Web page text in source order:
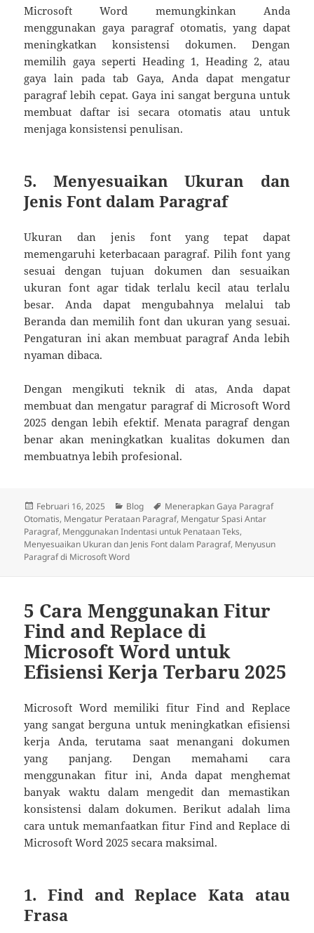
Microsoft Word memungkinkan Anda
menggunakan gaya paragraf otomatis, yang dapat
meningkatkan konsistensi dokumen. Dengan
memilih gaya seperti Heading 1, Heading 2, atau
gaya lain pada tab Gaya, Anda dapat mengatur
paragraf lebih cepat. Gaya ini sangat berguna untuk
membuat daftar isi secara otomatis atau untuk
menjaga konsistensi penulisan.
5. Menyesuaikan Ukuran dan
Jenis Font dalam Paragraf
Ukuran dan jenis font yang tepat dapat
memengaruhi keterbacaan paragraf. Pilih font yang
sesuai dengan tujuan dokumen dan sesuaikan
ukuran font agar tidak terlalu kecil atau terlalu
besar. Anda dapat mengubahnya melalui tab
Beranda dan memilih font dan ukuran yang sesuai.
Pengaturan ini akan membuat paragraf Anda lebih
nyaman dibaca.
Dengan mengikuti teknik di atas, Anda dapat
membuat dan mengatur paragraf di Microsoft Word
2025 dengan lebih efektif. Menata paragraf dengan
benar akan meningkatkan kualitas dokumen dan
membuatnya lebih profesional.
Diposkan
pada
Februari 16, 2025 Kategori
Blog Tag
Menerapkan Gaya Paragraf
Otomatis, Mengatur Perataan Paragraf, Mengatur Spasi Antar
Paragraf, Menggunakan Indentasi untuk Penataan Teks,
Menyesuaikan Ukuran dan Jenis Font dalam Paragraf, Menyusun
Paragraf di Microsoft Word
5 Cara Menggunakan Fitur
Find and Replace di
Microsoft Word untuk
Efisiensi Kerja Terbaru 2025
Microsoft Word memiliki fitur Find and Replace
yang sangat berguna untuk meningkatkan efisiensi
kerja Anda, terutama saat menangani dokumen
yang panjang. Dengan memahami cara
menggunakan fitur ini, Anda dapat menghemat
banyak waktu dalam mengedit dan memastikan
konsistensi dalam dokumen. Berikut adalah lima
cara untuk memanfaatkan fitur Find and Replace di
Microsoft Word 2025 secara maksimal.
1. Find and Replace Kata atau
Frasa